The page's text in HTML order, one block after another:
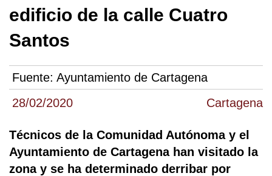
28/02/2020 Cartagena
edificio de la calle Cuatro
Santos
Fuente: Ayuntamiento de Cartagena
Técnicos de la Comunidad Autónoma y el
Ayuntamiento de Cartagena han visitado la
zona y se ha determinado derribar por